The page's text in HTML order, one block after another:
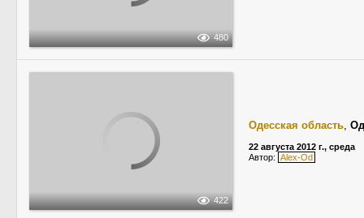
480
422
Одесская область,
22 августа 2012 г., среда
Автор: Alex-Od